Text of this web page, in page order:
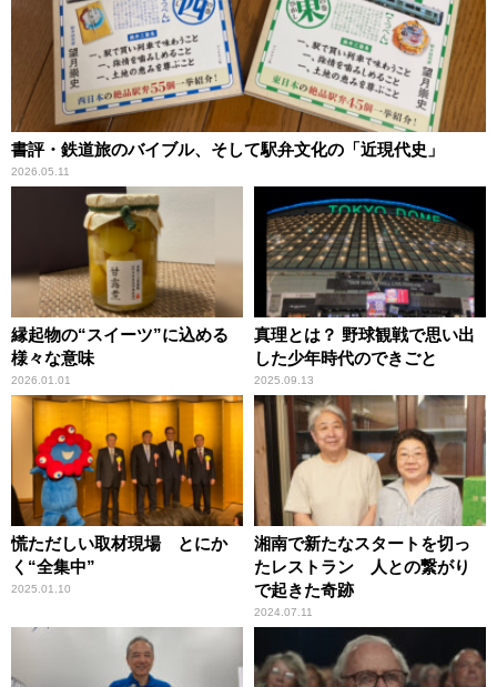
書評・鉄道旅のバイブル、そして駅弁文化の「近現代史」
2026.05.11
縁起物の“スイーツ”に込める
様々な意味
2026.01.01
真理とは？ 野球観戦で思い出
した少年時代のできごと
2025.09.13
慌ただしい取材現場 とにか
く“全集中”
2025.01.10
湘南で新たなスタートを切っ
たレストラン 人との繋がり
で起きた奇跡
2024.07.11